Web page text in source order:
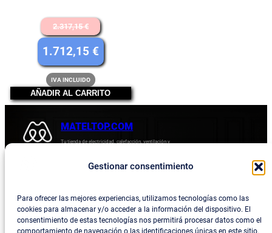
Gestionar consentimiento
Para ofrecer las mejores experiencias, utilizamos tecnologías como las
cookies para almacenar y/o acceder a la información del dispositivo. El
consentimiento de estas tecnologías nos permitirá procesar datos como el
comportamiento de navegación o las identificaciones únicas en este sitio.
2.317,15€
El
precio
original
era:
2.317,15 €.
1.712,15 € El
precio
actual
es:
1.712,15 €.
IVA INCLUIDO
AÑADIR AL CARRITO
MATELTOP.COM
Tu tienda de electricidad, calefacción, ventilación y
Blog
Privacidad
Política de devoluciones y reembolsos
Política de privacidad